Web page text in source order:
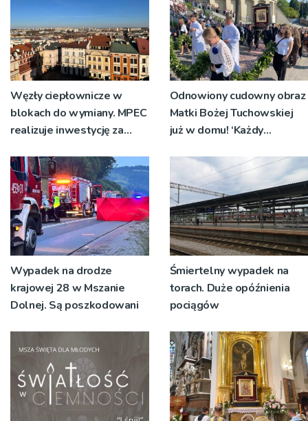
Węzły ciepłownicze w
blokach do wymiany. MPEC
realizuje inwestycję za
złotych
Odnowiony cudowny obraz
Matki Bożej Tuchowskiej
już w domu! ‘Każdy
wewnętrznej konserwacji’
Wypadek na drodze
krajowej 28 w Mszanie
Dolnej. Są poszkodowani
Śmiertelny wypadek na
torach. Duże opóźnienia
pociągów